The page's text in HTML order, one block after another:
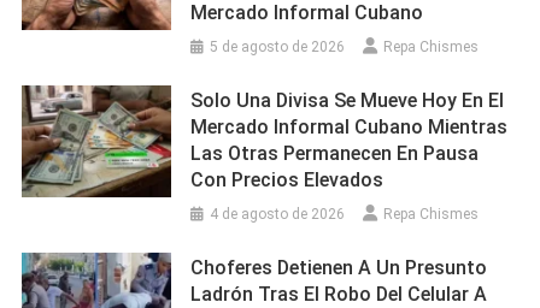
Mercado Informal Cubano
5 de agosto de 2026 Repa Chismes
Solo Una Divisa Se Mueve Hoy En El
Mercado Informal Cubano Mientras
Las Otras Permanecen En Pausa
Con Precios Elevados
4 de agosto de 2026 Repa Chismes
Choferes Detienen A Un Presunto
Ladrón Tras El Robo Del Celular A